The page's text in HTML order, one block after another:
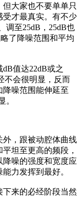
大家也不要单单只
受才最真实。有不少
调至25dB，25dB也
了降噪范围和平均
值达22dB或之
不会很明显，反而
降噪范围能伸延至
。
外，跟被动腔体曲线
坦至更高的频段，
噪的强度和宽度应
力发挥到最好。
来的必经阶段当然